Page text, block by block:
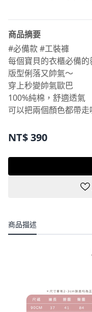
商品摘要
#必備款 #工裝褲
每個寶貝的衣櫃必備
版型俐落又帥氣～
穿上秒變帥氣歐巴
100%純棉，舒適透氣
可以把兩個顏色都帶走
NT$390
商品描述